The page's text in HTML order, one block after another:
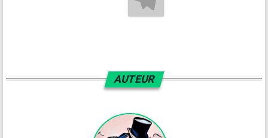
AUTEUR